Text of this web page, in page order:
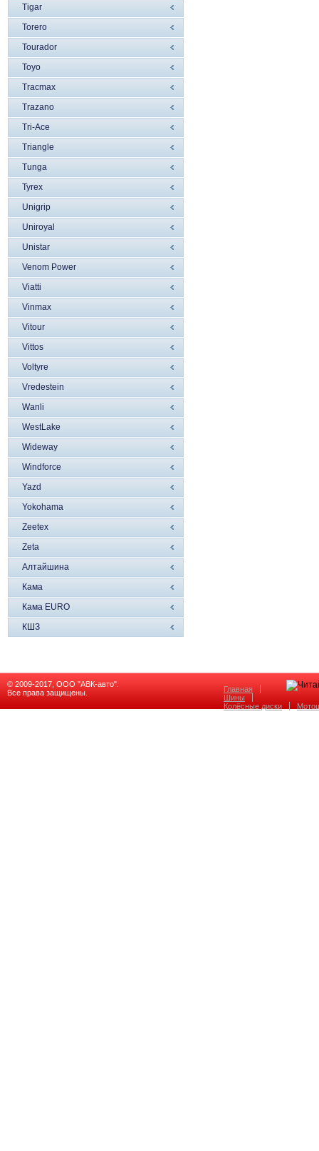
Tigar
Torero
Tourador
Toyo
Tracmax
Trazano
Tri-Ace
Triangle
Tunga
Tyrex
Unigrip
Uniroyal
Unistar
Venom Power
Viatti
Vinmax
Vitour
Vittos
Voltyre
Vredestein
Wanli
WestLake
Wideway
Windforce
Yazd
Yokohama
Zeetex
Zeta
Алтайшина
Кама
Кама EURO
КШЗ
© 2009-2017, ООО "АВК-авто".
Все права защищены.
Главная
Шины
Колёсные диски